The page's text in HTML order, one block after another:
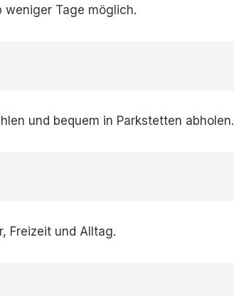
weniger Tage möglich.
und bequem in Parkstetten abholen.
Freizeit und Alltag.